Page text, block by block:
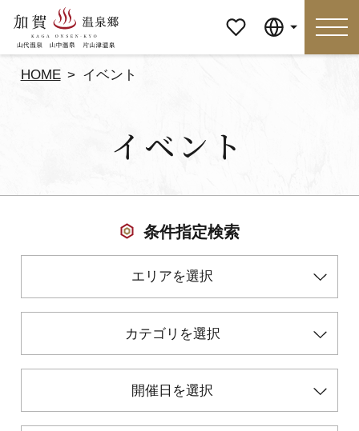
ージ
マイページ
初めての加賀温泉郷
HOME イベント
イベント
条件指定検索
エリアを選択
カテゴリを選択
開催日を選択